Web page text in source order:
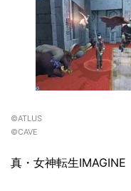
©ATLUS
©CAVE
真・女神転生IMAGINE